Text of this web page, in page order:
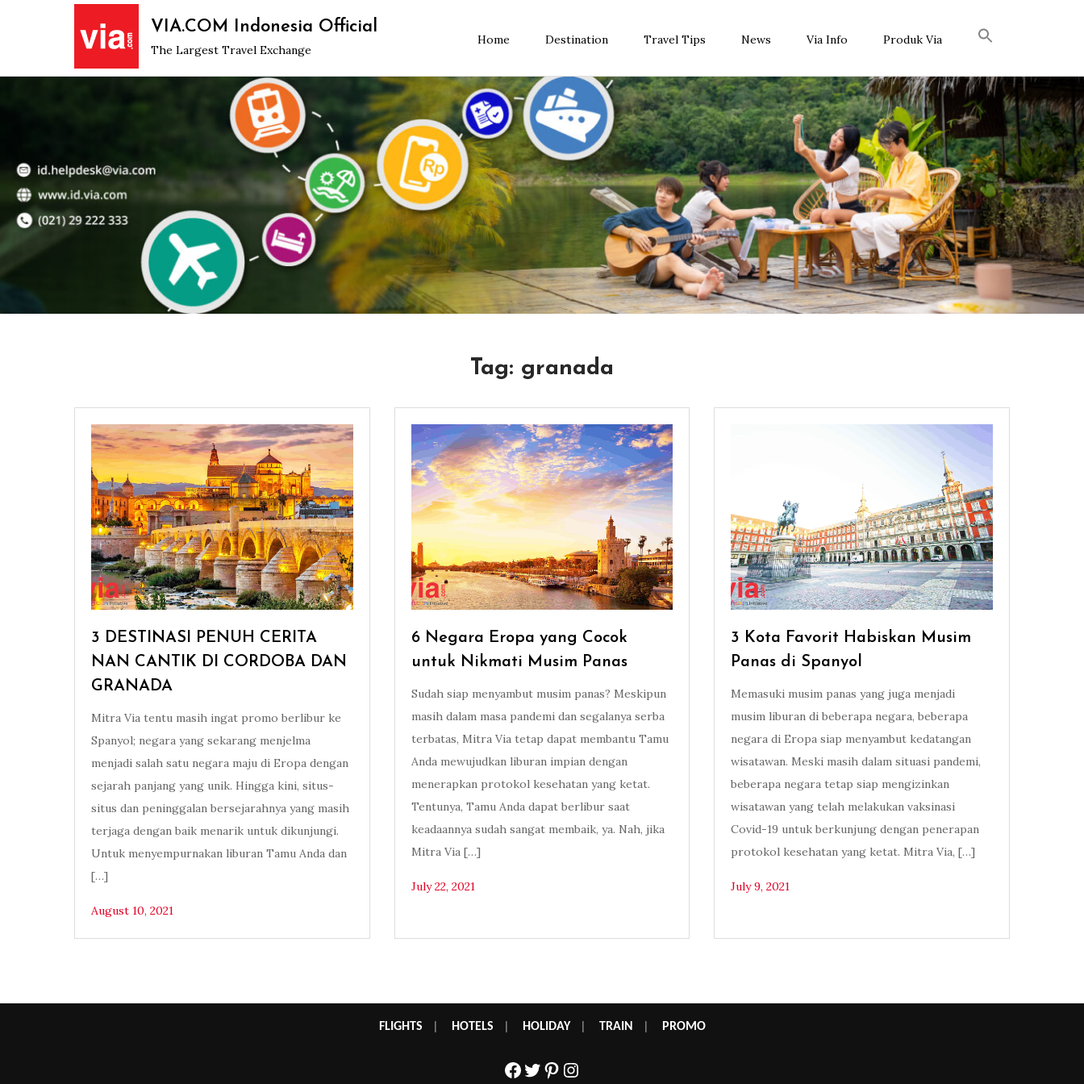
VIA.COM Indonesia Official
The Largest Travel Exchange
Home Destination Travel Tips News Via Info Produk Via
Tag: granada
3 DESTINASI PENUH CERITA
NAN CANTIK DI CORDOBA DAN
GRANADA
Mitra Via tentu masih ingat promo berlibur ke
Spanyol; negara yang sekarang menjelma
menjadi salah satu negara maju di Eropa dengan
sejarah panjang yang unik. Hingga kini, situs-
situs dan peninggalan bersejarahnya yang masih
terjaga dengan baik menarik untuk dikunjungi.
Untuk menyempurnakan liburan Tamu Anda dan
[…]
August 10, 2021
6 Negara Eropa yang Cocok
untuk Nikmati Musim Panas
Sudah siap menyambut musim panas? Meskipun
masih dalam masa pandemi dan segalanya serba
terbatas, Mitra Via tetap dapat membantu Tamu
Anda mewujudkan liburan impian dengan
menerapkan protokol kesehatan yang ketat.
Tentunya, Tamu Anda dapat berlibur saat
keadaannya sudah sangat membaik, ya. Nah, jika
Mitra Via […]
July 22, 2021
3 Kota Favorit Habiskan Musim
Panas di Spanyol
Memasuki musim panas yang juga menjadi
musim liburan di beberapa negara, beberapa
negara di Eropa siap menyambut kedatangan
wisatawan. Meski masih dalam situasi pandemi,
beberapa negara tetap siap mengizinkan
wisatawan yang telah melakukan vaksinasi
Covid-19 untuk berkunjung dengan penerapan
protokol kesehatan yang ketat. Mitra Via, […]
July 9, 2021
FLIGHTS HOTELS HOLIDAY| TRAIN PROMO
Facebook
Twitter
Pinterest
Instagram